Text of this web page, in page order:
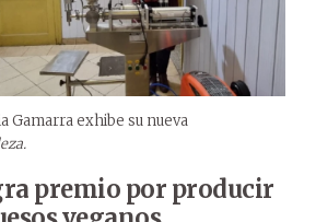
Gamarra exhibe su nueva
premio por producir